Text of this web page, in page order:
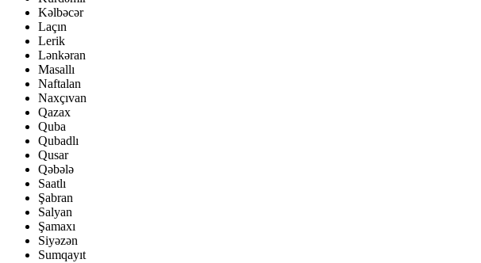
Kəlbəcər
Laçın
Lerik
Lənkəran
Masallı
Naftalan
Naxçıvan
Qazax
Quba
Qubadlı
Qusar
Qəbələ
Saatlı
Şabran
Salyan
Şamaxı
Siyəzən
Sumqayıt